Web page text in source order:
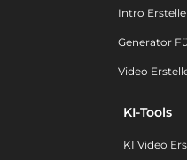
Intro
Generator
Video
KI-Tools
KI Video